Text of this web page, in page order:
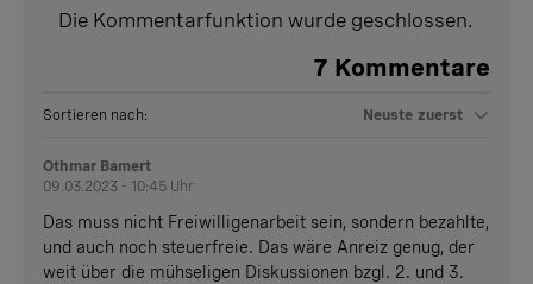
Die Kommentarfunktion wurde geschlossen.
7 Kommentare
Sortieren nach: Neuste zuerst
Othmar Bamert
09.03.2023 - 10:45 Uhr
Das muss nicht Freiwilligenarbeit sein, sondern bezahlte,
und auch noch steuerfreie. Das wäre Anreiz genug, der
weit über die mühseligen Diskussionen bzgl. 2. und 3.